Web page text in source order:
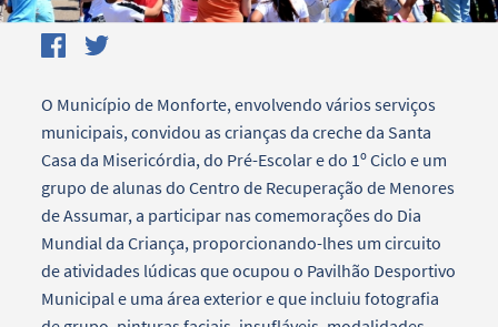
O Município de Monforte, envolvendo vários serviços
municipais, convidou as crianças da creche da Santa
Casa da Misericórdia, do Pré-Escolar e do 1º Ciclo e um
grupo de alunas do Centro de Recuperação de Menores
de Assumar, a participar nas comemorações do Dia
Mundial da Criança, proporcionando-lhes um circuito
de atividades lúdicas que ocupou o Pavilhão Desportivo
Municipal e uma área exterior e que incluiu fotografia